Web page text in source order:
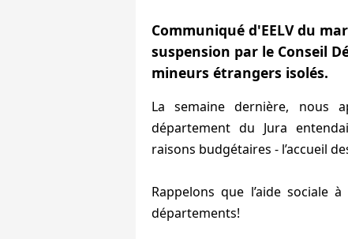
Communiqué d'EELV du
suspension par le Conseil
mineurs étrangers isolés.
La semaine dernière, nous
département du Jura
raisons budgétaires - l’accueil
Rappelons que l’aide sociale
départements!